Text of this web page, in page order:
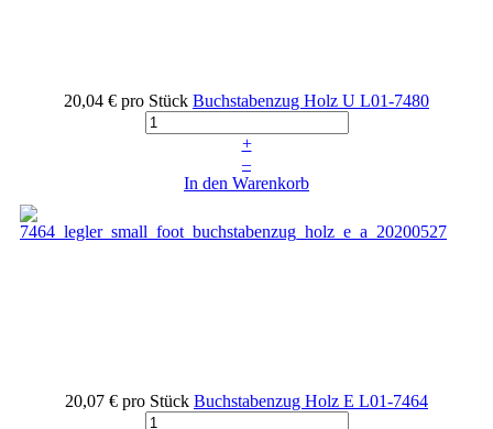
20,04 € pro Stück Buchstabenzug Holz U L01-7480
+
–
In den Warenkorb
20,07 € pro Stück Buchstabenzug Holz E L01-7464